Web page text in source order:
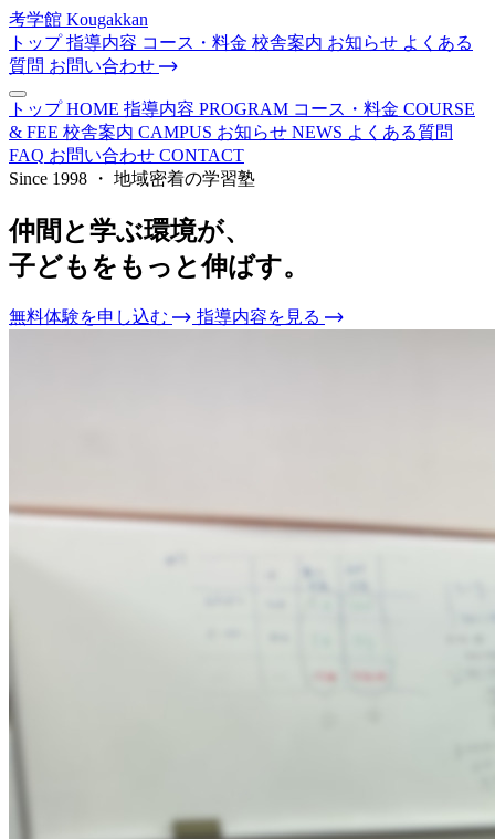
考学館 Kougakkan
トップ指導内容 コース・料金 校舎案内 お知らせ よくある
質問 お問い合わせ
トップ HOME 指導内容 PROGRAM コース・料金 COURSE
& FEE 校舎案内 CAMPUS お知らせ NEWS よくある質問
FAQ お問い合わせ CONTACT
Since 1998 ・ 地域密着の学習塾
仲間と学ぶ環境が、
子どもを もっと伸ばす。
無料体験を申し込む 指導内容を見る